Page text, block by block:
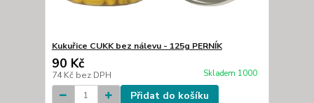
Kukuřice CUKK bez nálevu - 125g PERNÍK
90 Kč
74 Kč bez DPH Skladem 1000
Přidat do košíku